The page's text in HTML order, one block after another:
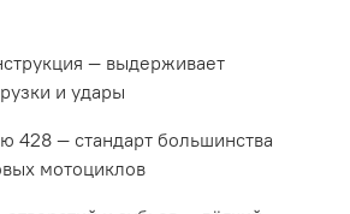
— выдерживает
и удары
428 — стандарт большинства
мотоциклов